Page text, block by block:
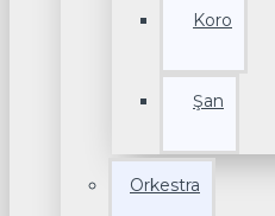
Koro
Şan
Orkestra